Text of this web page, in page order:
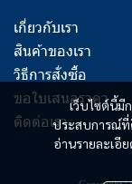
เว็บไซต์นี้มี
ประสบการณ์ที่
อ่านรายละเอี
เกี่ยวกับเรา
สินค้าของเรา
วิธีการสั่งซื้อ
ขอใบเสนอราคา
ติดต่อเรา